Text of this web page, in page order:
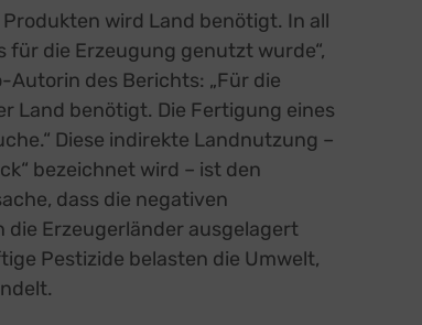
wird Land benötigt. In all
die Erzeugung genutzt wurde“,
Autorin des Berichts: „Für die
Land benötigt. Die Fertigung eines
Diese indirekte Landnutzung –
bezeichnet wird – ist den
dass die negativen
Erzeugerländer ausgelagert
Pestizide belasten die Umwelt,